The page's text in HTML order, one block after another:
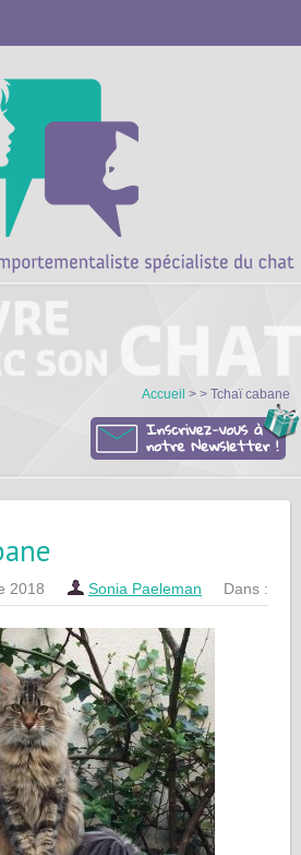
Accueil > > Tchaï cabane
2018 Sonia Paeleman Dans :